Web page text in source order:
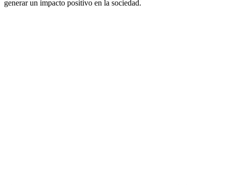
generar un impacto positivo en la sociedad.